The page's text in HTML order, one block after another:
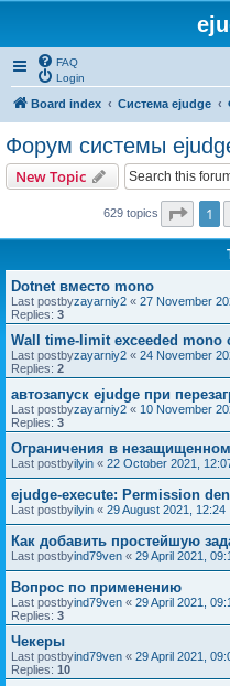
FAQ
Login
Board index Система ejudge
Форум системы
New Topic
629 topics Page
1
Dotnet вместо mono
Last postbyzayarniy2 « 27 November
Replies: 3
Wall time-limit exceeded mono
Last postbyzayarniy2 « 24 November
Replies: 2
автозапуск ejudge при
Last postbyzayarniy2 « 10 November
Replies: 3
Ограничения в
Last postbyilyin « 22 October 2021,
ejudge-execute: Permission
Last postbyilyin « 29 August 2021, 12:24
Как добавить простейшую
Last postbyind79ven « 29 April 2021,
Вопрос по применению
Last postbyind79ven « 29 April 2021,
Replies: 3
Чекеры
Last postbyind79ven « 29 April 2021,
Replies: 10